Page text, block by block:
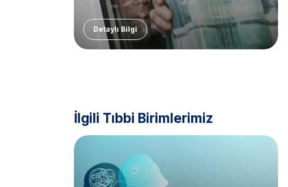
Detaylı Bilgi
İlgili Tıbbi Birimlerimiz